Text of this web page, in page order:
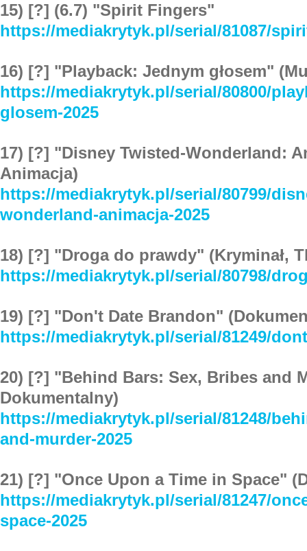
15) [?] (6.7) "Spirit Fingers"
https://mediakrytyk.pl/serial/81087/
16) [?] "Playback: Jednym głosem"
https://mediakrytyk.pl/serial/80800/
glosem-2025
17) [?] "Disney Twisted-Wonderland:
Animacja)
https://mediakrytyk.pl/serial/80799/
wonderland-animacja-2025
18) [?] "Droga do prawdy" (Kryminał,
https://mediakrytyk.pl/serial/80798/
19) [?] "Don't Date Brandon"
https://mediakrytyk.pl/serial/81249/
20) [?] "Behind Bars: Sex, Bribes and
Dokumentalny)
https://mediakrytyk.pl/serial/81248/
and-murder-2025
21) [?] "Once Upon a Time in Space"
https://mediakrytyk.pl/serial/81247/
space-2025